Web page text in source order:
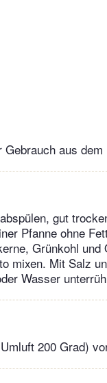
aus
gut
Pfanne ohne
Grünkohl
mixen. Mit Salz
Wasser
200 Grad)